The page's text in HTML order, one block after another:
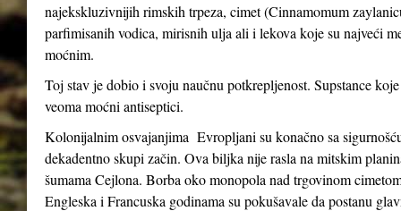
najekskluzivnijih rimskih trpeza, cimet (Cinnamomum
parfimisanih vodica, mirisnih ulja ali i lekova koje su najveći
moćnim.
Toj stav je dobio i svoju naučnu potkrepljenost. Supstance
veoma moćni antiseptici.
Kolonijalnim osvajanjima Evropljani su konačno sa
dekadentno skupi začin. Ova biljka nije rasla na mitskim
šumama Cejlona. Borba oko monopola nad trgovinom
Engleska i Francuska godinama su pokušavale da postanu